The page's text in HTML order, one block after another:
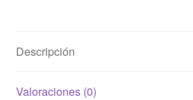
Descripción
Valoraciones (0)